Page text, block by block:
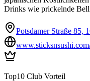
Drinks wie prickelnde
Potsdamer Straße 85,
Top10 Club Vorteil